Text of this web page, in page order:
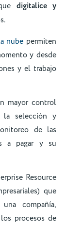
digitalice y
nube permiten
y desde
y el trabajo
mayor control
la selección y
de las
a pagar y su
Resource
que
compañía,
procesos de